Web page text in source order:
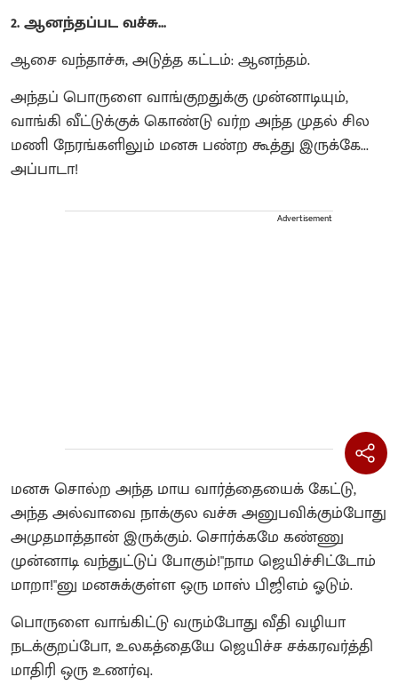
2. ஆனந்தப்பட வச்சு...
ஆசை வந்தாச்சு, அடுத்த கட்டம்: ஆனந்தம்.
அந்தப் பொருளை வாங்குறதுக்கு முன்னாடியும்,
வாங்கி வீட்டுக்குக் கொண்டு வர்ற அந்த முதல் சில
மணி நேரங்களிலும் மனசு பண்ற கூத்து இருக்கே...
அப்பாடா!
Advertisement
மனசு சொல்ற அந்த மாய வார்த்தையைக் கேட்டு,
அந்த அல்வாவை நாக்குல வச்சு அனுபவிக்கும்போது
அமுதமாத்தான் இருக்கும். சொர்க்கமே கண்ணு
முன்னாடி வந்துட்டுப் போகும்!"நாம ஜெயிச்சிட்டோம்
மாறா!"னு மனசுக்குள்ள ஒரு மாஸ் பிஜிஎம் ஓடும்.
பொருளை வாங்கிட்டு வரும்போது வீதி வழியா
நடக்குறப்போ, உலகத்தையே ஜெயிச்ச சக்கரவர்த்தி
மாதிரி ஒரு உணர்வு.